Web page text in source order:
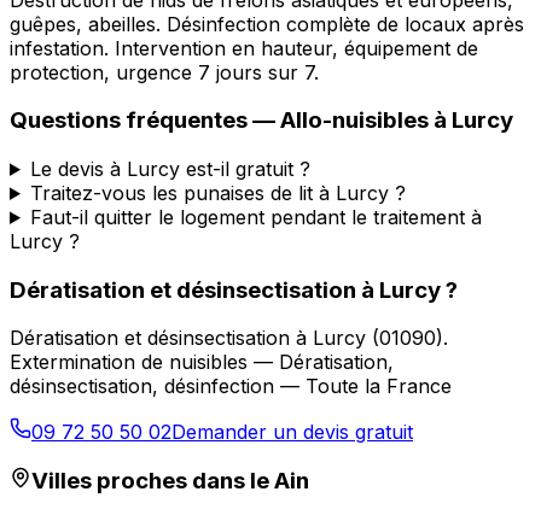
guêpes, abeilles. Désinfection complète de locaux après
infestation. Intervention en hauteur, équipement de
protection, urgence 7 jours sur 7.
Questions fréquentes —Allo-nuisibles à Lurcy
Le devis à Lurcy est-il gratuit ?
Traitez-vous les punaises de lit à Lurcy ?
Faut-il quitter le logement pendant le traitement à
Lurcy ?
Dératisation et désinsectisation à Lurcy?
Dératisation et désinsectisation à Lurcy (01090).
Extermination de nuisibles — Dératisation,
désinsectisation, désinfection — Toute la France
09 72 50 50 02Demander un devis gratuit
Villes proches dans leAin